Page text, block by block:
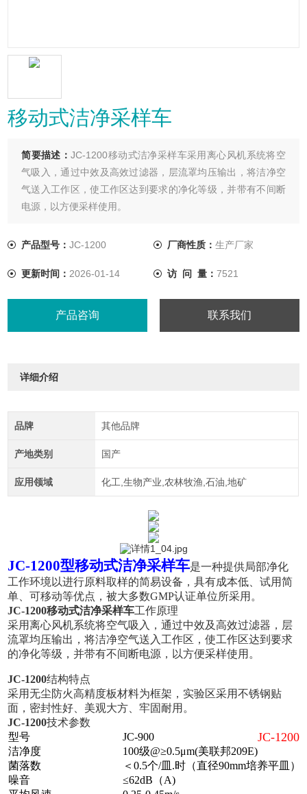
移动式洁净采样车
简要描述：JC-1200移动式洁净采样车采用离心风机系统将空
气吸入，通过中效及高效过滤器，层流罩均压输出，将洁净空
气送入工作区，使工作区达到要求的净化等级，并带有不间断
电源，以方便采样使用。
产品型号：JC-1200 厂商性质： 生产厂家
更新时间： 2026-01-14 访 问 量： 7521
产品咨询 联系我们
详细介绍
品牌 其他品牌
产地类别 国产
应用领域 化工,生物产业,农林牧渔,石油,地矿
JC-1200型移动式洁净采样车是一种提供局部净化
工作环境以进行原料取样的简易设备，具有成本低、试用简
单、可移动等优点，被大多数GMP认证单位所采用。
JC-1200移动式洁净采样车工作原理
采用离心风机系统将空气吸入，通过中效及高效过滤器，层
流罩均压输出，将洁净空气送入工作区，使工作区达到要求
的净化等级，并带有不间断电源，以方便采样使用。
JC-1200结构特点
采用无尘防火高精度板材料为框架，实验区采用不锈钢贴
面，密封性好、美观大方、牢固耐用。
JC-1200技术参数
型号
JC-900 JC-1200
洁净度 100级@≥0.5μm(美联邦209E)
菌落数
＜0.5个/皿.时（直径90mm培养平皿）
噪音
≤62dB（A)